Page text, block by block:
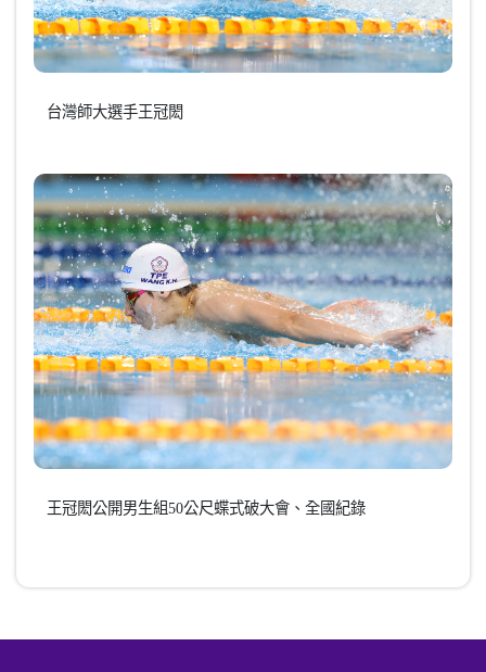
台灣師大選手王冠閎
王冠閎公開男生組50公尺蝶式破大會、全國紀錄